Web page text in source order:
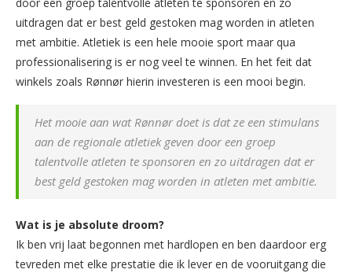
uitdragen dat er best geld gestoken mag worden in atleten
met ambitie. Atletiek is een hele mooie sport maar qua
professionalisering is er nog veel te winnen. En het feit dat
winkels zoals Rønnør hierin investeren is een mooi begin.
Het mooie aan wat Rønnør doet is dat ze een stimulans
aan de regionale atletiek geven door een groep
talentvolle atleten te sponsoren en zo uitdragen dat er
best geld gestoken mag worden in atleten met ambitie.
Wat is je absolute droom?
Ik ben vrij laat begonnen met hardlopen en ben daardoor erg
tevreden met elke prestatie die ik lever en de vooruitgang die